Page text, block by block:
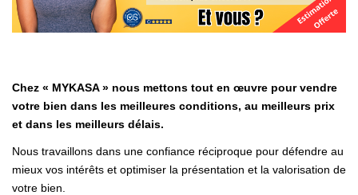
Nous Rejoindre
Nos Actualités
Nos Services
CONTACT
ES
Chez « MYKASA » nous mettons tout en œuvre pour vendre
votre bien dans les meilleures conditions, au meilleurs prix
et dans les meilleurs délais.
Nous travaillons dans une confiance réciproque pour défendre au
mieux vos intérêts et optimiser la présentation et la valorisation de
votre bien.